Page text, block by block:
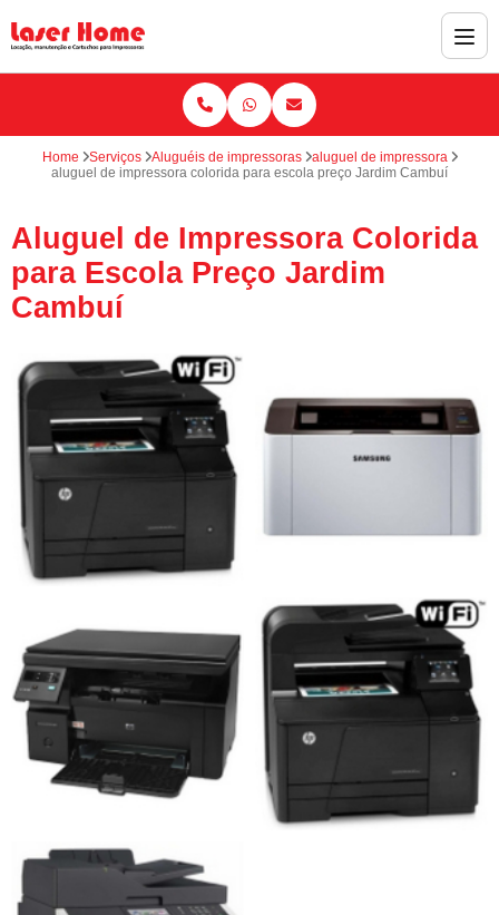
Home Serviços Aluguéis de impressoras
aluguel de impressora
aluguel de impressora colorida para escola preço Jardim Cambuí
Aluguel de Impressora Colorida
para Escola Preço Jardim
Cambuí